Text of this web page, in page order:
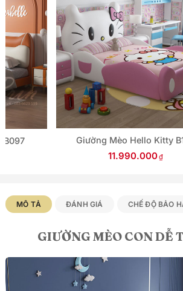
B097 Giường Mèo Hello Kitty
11.990.000
MÔ TẢ ĐÁNH GIÁ CHẾ ĐỘ BẢO
Mô tả chi tiết sản phẩm